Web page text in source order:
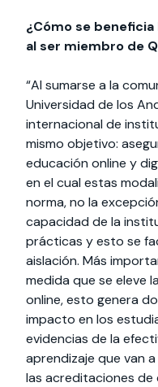
¿Cómo se
al ser miembro de
“Al sumarse a la
Universidad de los
internacional de
mismo objetivo:
educación online y
en el cual estas
norma, no la
capacidad de la
prácticas y esto se
aislación. Más
medida que se eleve
online, esto genera
impacto en los
evidencias de la
aprendizaje que van
las acreditaciones